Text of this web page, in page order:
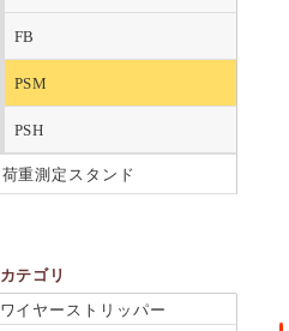
FB
PSM
PSH
荷重測定スタンド
カテゴリ
ワイヤーストリッパー